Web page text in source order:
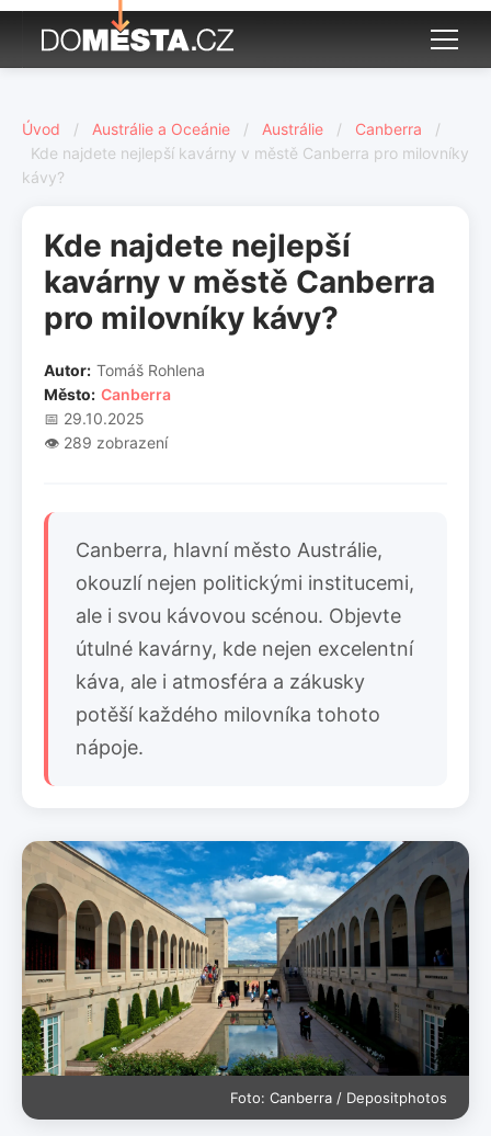
Úvod / Austrálie a Oceánie / Austrálie / Canberra
/
Kde najdete nejlepší kavárny v městě Canberra pro milovníky
kávy?
Kde najdete nejlepší
kavárny v městě Canberra
pro milovníky kávy?
Autor: Tomáš Rohlena
Město: Canberra
📅 29.10.2025
👁️ 289 zobrazení
Canberra, hlavní město Austrálie,
okouzlí nejen politickými institucemi,
ale i svou kávovou scénou. Objevte
útulné kavárny, kde nejen excelentní
káva, ale i atmosféra a zákusky
potěší každého milovníka tohoto
nápoje.
Foto: Canberra / Depositphotos